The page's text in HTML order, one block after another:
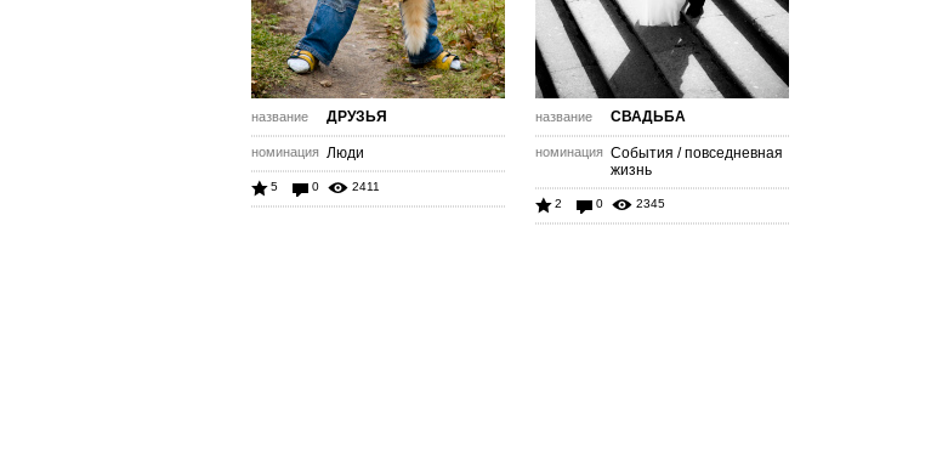
название ДРУЗЬЯ
номинация Люди
5 0 2411
название СВАДЬБА
номинация События / повседневная
жизнь
2 0 2345